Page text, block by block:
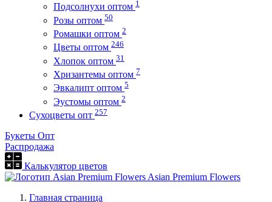
Подсолнухи оптом 1
Розы оптом 50
Ромашки оптом 2
Цветы оптом 246
Хлопок оптом 31
Хризантемы оптом 7
Эвкалипт оптом 5
Эустомы оптом 2
Сухоцветы опт 257
Букеты Опт
Распродажа
Калькулятор цветов
Asian Premium Flowers
Главная страница